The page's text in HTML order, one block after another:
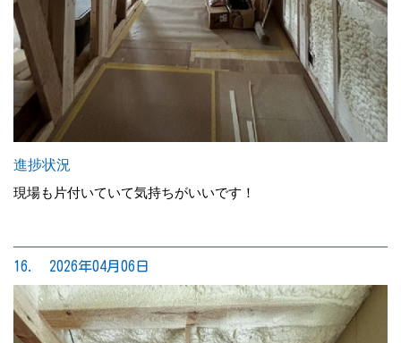
進捗状況
現場も片付いていて気持ちがいいです！
16. 2026年04月06日